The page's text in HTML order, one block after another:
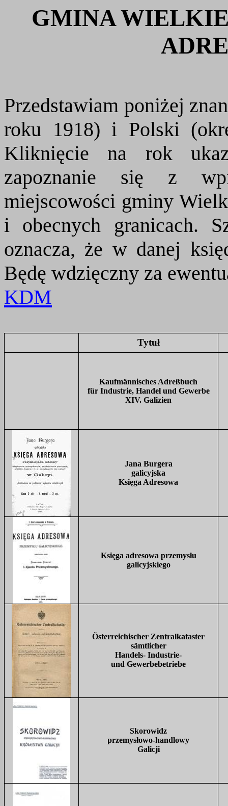
GMINA
Przedstawiam poniżej
roku 1918) i Polski
Kliknięcie na rok
zapoznanie się z
miejscowości gminy
i obecnych granicach.
oznacza, że w danej
Będę wdzięczny za
KDM
Tytuł
Kaufmännisches Adreßbuch
für Industrie, Handel und Gewerbe
XIV. Galizien
Jana Burgera
galicyjska
Księga Adresowa
Księga adresowa przemysłu
galicyjskiego
Österreichischer Zentralkataster
sämtlicher
Handels- Industrie-
und Gewerbebetriebe
Skorowidz
przemysłowo-handlowy
Galicji